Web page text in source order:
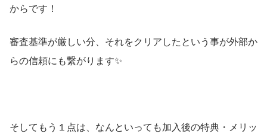
からです！
審査基準が厳しい分、それをクリアしたという事が外部か
らの信頼にも繋がります✨
そしてもう１点は、なんといっても加入後の特典・メリッ